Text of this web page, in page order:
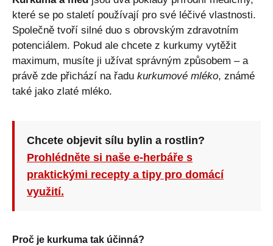
které se po staletí používají pro své léčivé vlastnosti.
Společně tvoří silné duo s obrovským zdravotním
potenciálem. Pokud ale chcete z kurkumy vytěžit
maximum, musíte ji užívat správným způsobem – a
právě zde přichází na řadu kurkumové mléko, známé
také jako zlaté mléko.
Chcete objevit sílu bylin a rostlin?
Prohlédněte si naše e-herbáře s
praktickými recepty a tipy pro domácí
využití.
Proč je kurkuma tak účinná?